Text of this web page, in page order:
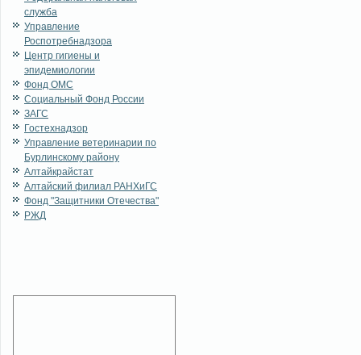
служба
Управление
Роспотребнадзора
Центр гигиены и
эпидемиологии
Фонд ОМС
Социальный Фонд России
ЗАГС
Гостехнадзор
Управление ветеринарии по
Бурлинскому району
Алтайкрайстат
Алтайский филиал РАНХиГС
Фонд "Защитники Отечества"
РЖД